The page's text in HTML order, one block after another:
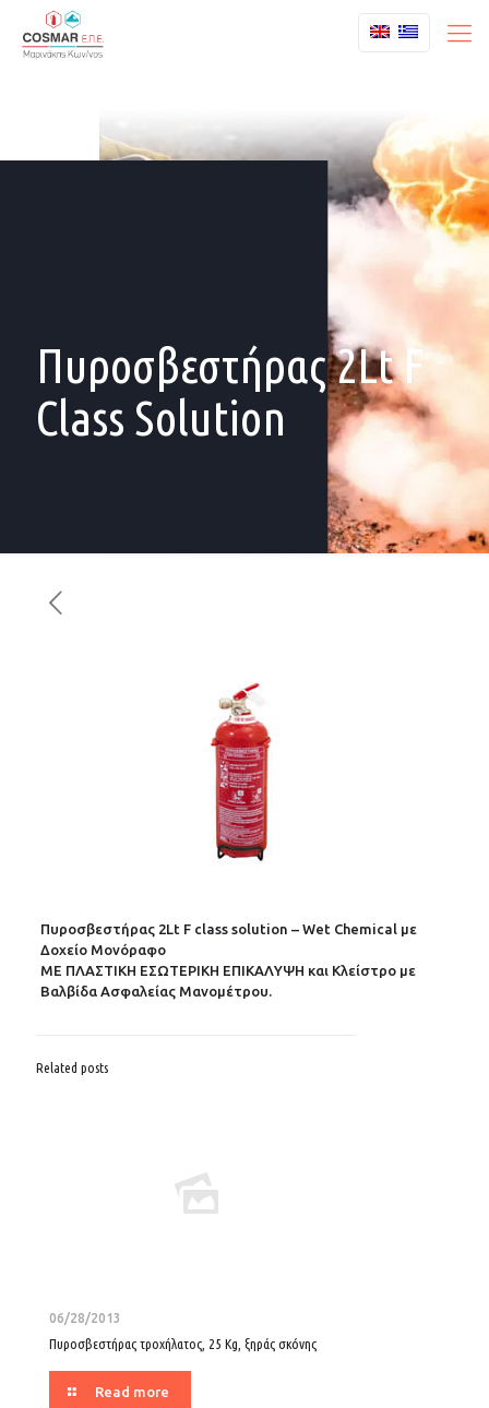
Πυροσβεστήρας 2Lt F
Class Solution
Πυροσβεστήρας 2Lt F class solution – Wet Chemical με
Δοχείο Μονόραφo
ΜΕ ΠΛΑΣΤΙΚΗ ΕΣΩΤΕΡΙΚΗ ΕΠΙΚΑΛΥΨΗ και Κλείστρο με
Βαλβίδα Ασφαλείας Μανομέτρου.
Related posts
06/28/2013
Πυροσβεστήρας τροχήλατος, 25 Kg, ξηράς σκόνης
Read more